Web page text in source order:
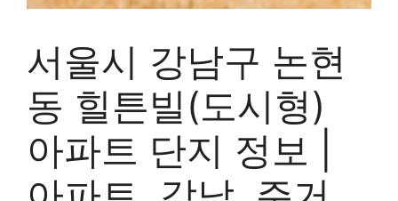
서울시 강남구 논현
동 힐튼빌(도시형)
아파트 단지 정보 |